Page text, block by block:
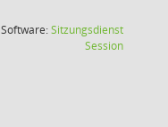
Software:Sitzungsdienst
Session(Wird in